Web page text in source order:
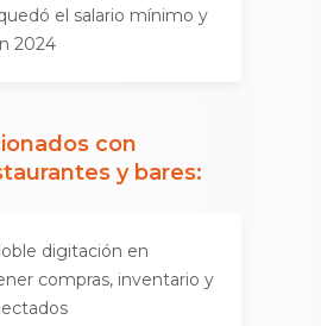
el salario mínimo y
2024
con
y bares:
digitación en
compras, inventario y